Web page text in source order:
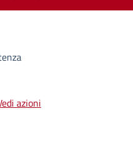
azioni